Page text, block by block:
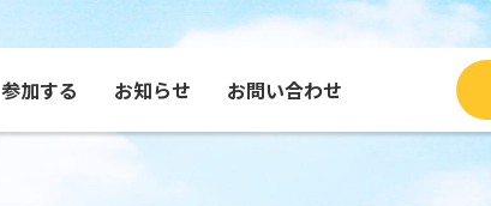
参加する お知らせ お問い合わせ